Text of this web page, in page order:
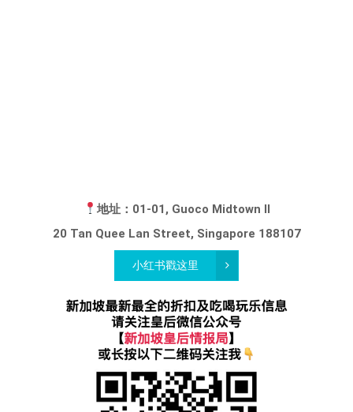
地址：01-01, Guoco Midtown II
20 Tan Quee Lan Street, Singapore 188107
小红书戳这里